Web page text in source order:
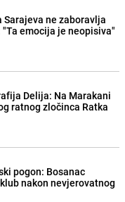
ne zaboravlja
emocija je neopisiva"
Delija: Na Marakani
ratnog zločinca Ratka
pogon: Bosanac
nakon nevjerovatnog